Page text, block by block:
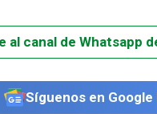
al canal de Whatsapp
Síguenos en Google